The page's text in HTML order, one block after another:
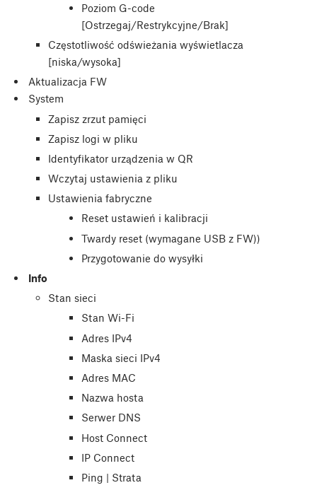
Poziom G-code
[Ostrzegaj/Restrykcyjne/Brak]
Częstotliwość odświeżania wyświetlacza
[niska/wysoka]
Aktualizacja FW
System
Zapisz zrzut pamięci
Zapisz logi w pliku
Identyfikator urządzenia w QR
Wczytaj ustawienia z pliku
Ustawienia fabryczne
Reset ustawień i kalibracji
Twardy reset (wymagane USB z FW))
Przygotowanie do wysyłki
Info
Stan sieci
Stan Wi-Fi
Adres IPv4
Maska sieci IPv4
Adres MAC
Nazwa hosta
Serwer DNS
Host Connect
IP Connect
Ping | Strata